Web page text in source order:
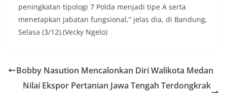
peningkatan tipologi 7 Polda menjadi tipe A serta
menetapkan jabatan fungsional,” jelas dia, di Bandung,
Selasa (3/12).(Vecky Ngelo)
Bobby Nasution Mencalonkan Diri Walikota Medan
Nilai Ekspor Pertanian Jawa Tengah Terdongkrak